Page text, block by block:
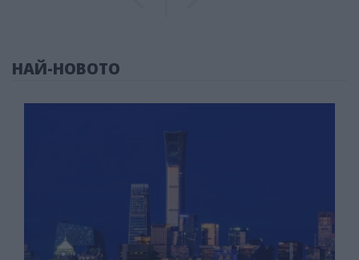
НАЙ-НОВОТО